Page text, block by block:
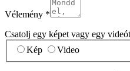
Vélemény *
Csatolj egy képet vagy egy videót
Kép
Video